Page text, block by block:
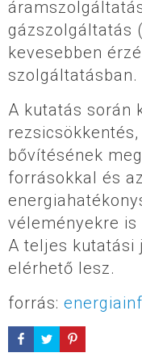
gázszolgáltatás
kevesebben
szolgáltatásban.
A kutatás során
bővítésének
forrásokkal és az
véleményekre
A teljes kutatási
elérhető lesz.
forrás: